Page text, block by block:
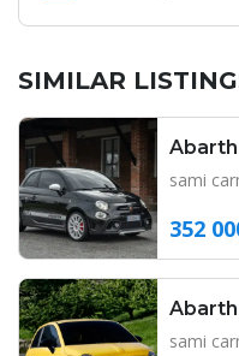
SIMILAR
sami
352
sami